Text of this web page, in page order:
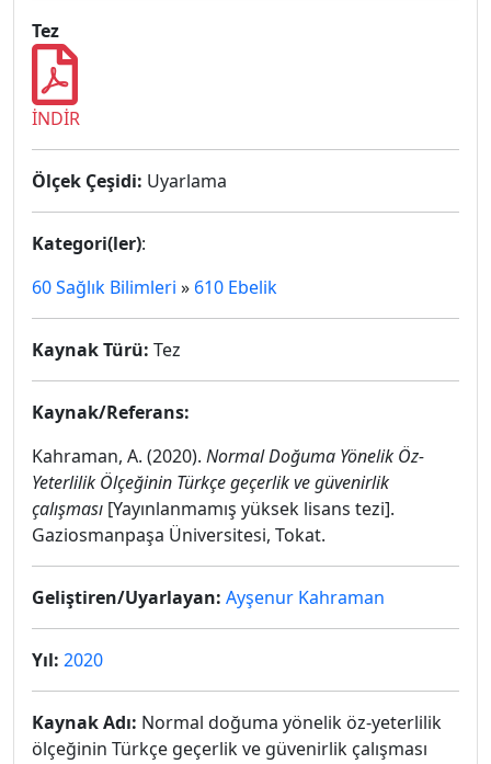
Tez
İNDİR
Ölçek Çeşidi: Uyarlama
Kategori(ler):
60 Sağlık Bilimleri » 610 Ebelik
Kaynak Türü: Tez
Kaynak/Referans:
Kahraman, A. (2020). Normal Doğuma Yönelik Öz-
Yeterlilik Ölçeğinin Türkçe geçerlik ve güvenirlik
çalışması [Yayınlanmamış yüksek lisans tezi].
Gaziosmanpaşa Üniversitesi, Tokat.
Geliştiren/Uyarlayan: Ayşenur Kahraman
Yıl: 2020
Kaynak Adı: Normal doğuma yönelik öz-yeterlilik
ölçeğinin Türkçe geçerlik ve güvenirlik çalışması